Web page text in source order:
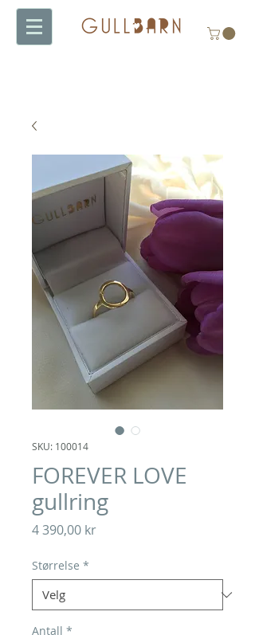
SKU: 100014
FOREVER LOVE
gullring
4 390,00 krPris
Størrelse *
Antall *